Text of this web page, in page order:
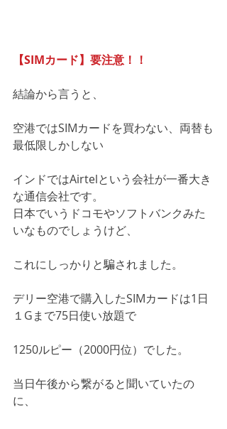
【SIMカード】要注意！！
結論から言うと、
空港ではSIMカードを買わない、両替も
最低限しかしない
インドではAirtelという会社が一番大き
な通信会社です。
日本でいうドコモやソフトバンクみた
いなものでしょうけど、
これにしっかりと騙されました。
デリー空港で購入したSIMカードは1日
１Gまで75日使い放題で
1250ルピー（2000円位）でした。
当日午後から繋がると聞いていたの
に、